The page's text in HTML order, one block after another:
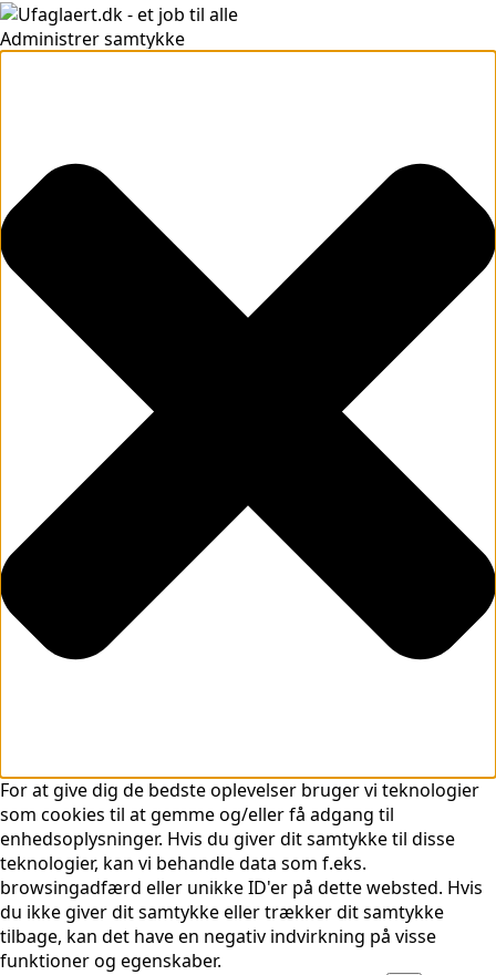
Administrer samtykke
For at give dig de bedste oplevelser bruger vi teknologier
som cookies til at gemme og/eller få adgang til
enhedsoplysninger. Hvis du giver dit samtykke til disse
teknologier, kan vi behandle data som f.eks.
browsingadfærd eller unikke ID'er på dette websted. Hvis
du ikke giver dit samtykke eller trækker dit samtykke
tilbage, kan det have en negativ indvirkning på visse
funktioner og egenskaber.